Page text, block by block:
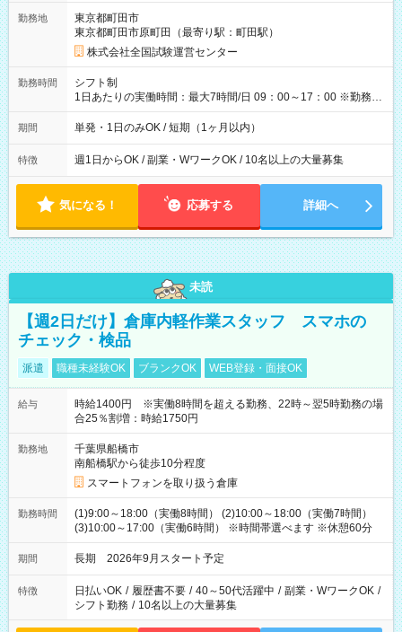
例】 ・河合塾模擬試験 8:30～17:30（休憩1時間） 時給1,300円
×8時間＝日収10,400円＋交通費 ※当日の役割により時給＋100
円の場合あり ・国家試験 7:00～13:30（休憩なし） 時給1,300
円（役割手当＋100円）×6時間＝日収8,400円＋交通費 【試用期
間】試用期間なし
勤務地
東京都町田市
東京都町田市原町田（最寄り駅：町田駅）
株式会社全国試験運営センター
勤務時間
シフト制
1日あたりの実働時間：最大7時間/日 09：00～17：00 ※勤務時
間は 試験により異なります。
期間 単発・1日のみOK / 短期（1ヶ月以内）
特徴 週1日からOK / 副業・WワークOK / 10名以上の大量募集
気になる！ 応募する 詳細へ
未読
【週2日だけ】倉庫内軽作業スタッフ スマホの
チェック・検品
派遣 職種未経験OK ブランクOK WEB登録・面接OK
給与
時給1400円 ※実働8時間を超える勤務、22時～翌5時勤務の場
合25％割増：時給1750円
勤務地
千葉県船橋市
南船橋駅から徒歩10分程度
スマートフォンを取り扱う倉庫
勤務時間
(1)9:00～18:00（実働8時間） (2)10:00～18:00（実働7時間）
(3)10:00～17:00（実働6時間） ※時間帯選べます ※休憩60分
期間 長期 2026年9月スタート予定
特徴 日払いOK / 履歴書不要 / 40～50代活躍中 / 副業・WワークOK /
シフト勤務 / 10名以上の大量募集